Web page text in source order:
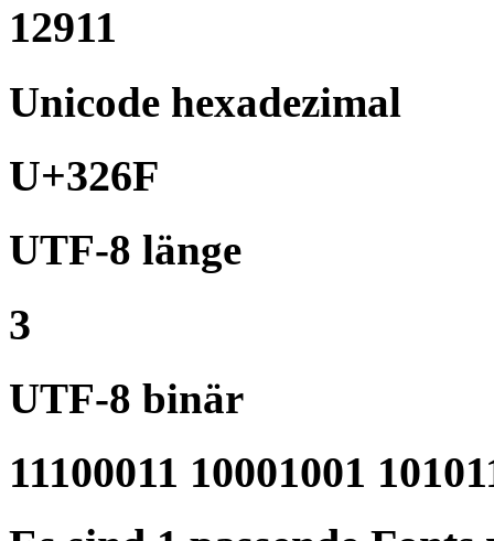
12911
Unicode hexadezimal
U+326F
UTF-8 länge
3
UTF-8 binär
11100011 10001001